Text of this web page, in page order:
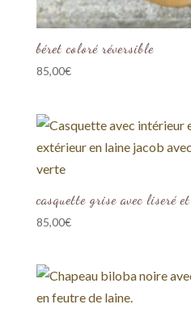
béret coloré réversible
85,00€
casquette grise avec liseré
85,00€